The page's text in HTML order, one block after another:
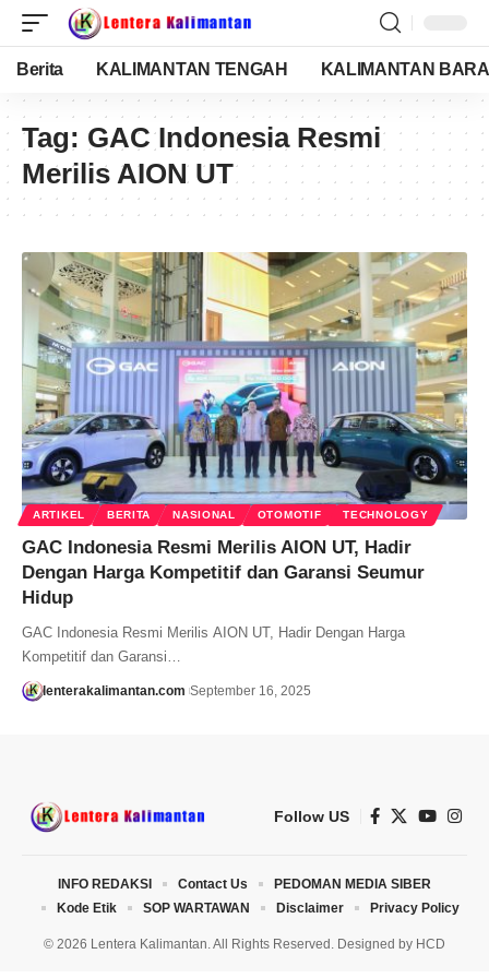
Berita KALIMANTAN TENGAH KALIMANTAN
Tag: GAC Indonesia Resmi
Merilis AION UT
ARTIKEL BERITA NASIONAL OTOMOTIF TECHNOLOGY
GAC Indonesia Resmi Merilis AION UT, Hadir
Dengan Harga Kompetitif dan Garansi Seumur
Hidup
GAC Indonesia Resmi Merilis AION UT, Hadir Dengan Harga
Kompetitif dan Garansi…
lenterakalimantan.com September 16, 2025
Follow US
© 2026 Lentera Kalimantan. All Rights Reserved. Designed by HCD
INFO REDAKSI Contact Us
PEDOMAN MEDIA SIBER
Kode Etik
SOP WARTAWAN Disclaimer Privacy Policy